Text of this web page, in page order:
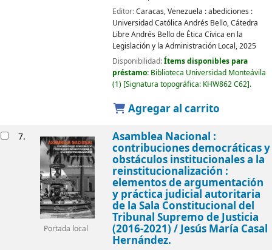
Editor:Caracas, Venezuela :abediciones :
Universidad Católica Andrés Bello, Cátedra
Libre Andrés Bello de Ética Cívica en la
Legislación y la Administración Local,2025
Disponibilidad:Ítems disponibles para
préstamo: Biblioteca Universidad Monteávila
(1) Signatura topográfica: KHW862 C62 .
Agregar al carrito
7.
Portada local
Asamblea Nacional :
contribuciones democráticas y
obstáculos institucionales a la
reinstitucionalización :
elementos de argumentación
y práctica judicial autoritaria
de la Sala Constitucional del
Tribunal Supremo de Justicia
(2016-2021) / Jesús María Casal
Hernández.